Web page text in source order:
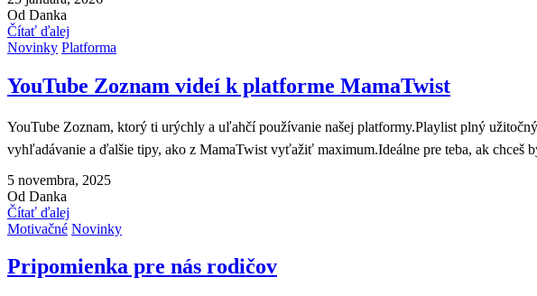
Od Danka
Čítať ďalej
Novinky Platforma
YouTube Zoznam videí k platforme MamaTwist
YouTube Zoznam, ktorý ti urýchly a uľahčí používanie našej platformy.Playlist plný
vyhľadávanie a ďalšie tipy, ako z MamaTwist vyťažiť maximum.Ideálne pre teba, ak chceš
5 novembra, 2025
Od Danka
Čítať ďalej
Motivačné Novinky
Pripomienka pre nás rodičov